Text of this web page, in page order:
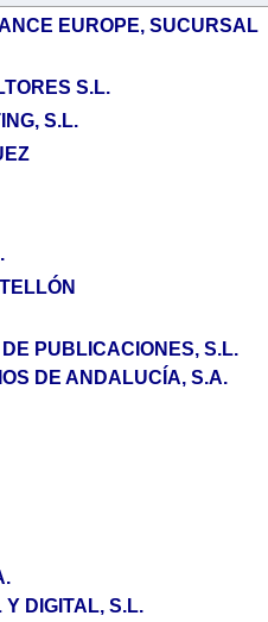
EUROPE, SUCURSAL
S.L.
S.L.
PUBLICACIONES, S.L.
DE ANDALUCÍA, S.A.
DIGITAL, S.L.